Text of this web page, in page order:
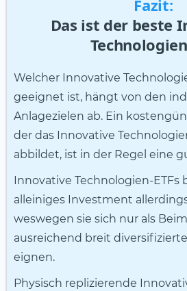
Fazit:
Das ist der beste
Welcher Innovative
geeignet ist, hängt von den
Anlagezielen ab. Ein
der das Innovative
abbildet, ist in der Regel eine
Innovative Technologien-ETFs
alleiniges Investment
weswegen sie sich nur als
ausreichend breit
eignen.
Physisch replizierende